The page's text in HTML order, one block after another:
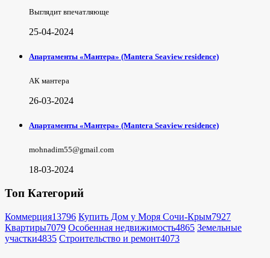
Выглядит впечатляюще
25-04-2024
Апартаменты «Мантера» (Mantera Seaview rеsidence)
АК мантера
26-03-2024
Апартаменты «Мантера» (Mantera Seaview rеsidence)
mohnadim55@gmail.com
18-03-2024
Топ Категорий
Коммерция13796 Купить Дом у Моря Сочи-Крым7927
Квартиры7079 Особенная недвижимость4865 Земельные
участки4835 Строительство и ремонт4073